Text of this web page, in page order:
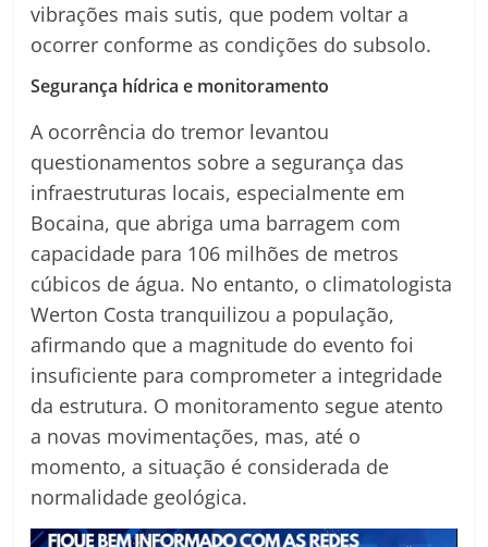
vibrações mais sutis, que podem voltar a
ocorrer conforme as condições do subsolo.
Segurança hídrica e monitoramento
A ocorrência do tremor levantou
questionamentos sobre a segurança das
infraestruturas locais, especialmente em
Bocaina, que abriga uma barragem com
capacidade para 106 milhões de metros
cúbicos de água. No entanto, o climatologista
Werton Costa tranquilizou a população,
afirmando que a magnitude do evento foi
insuficiente para comprometer a integridade
da estrutura. O monitoramento segue atento
a novas movimentações, mas, até o
momento, a situação é considerada de
normalidade geológica.